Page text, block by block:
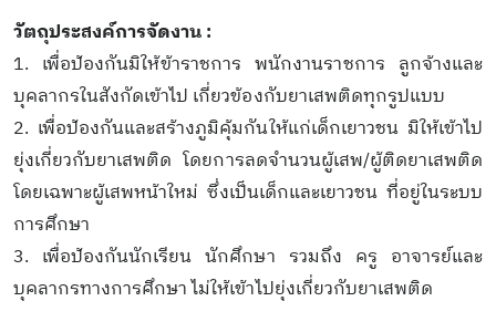
วัตถุประสงค์การจัดงาน :
1. เพื่อป้องกันมิให้ข้าราชการ พนักงานราชการ ลูกจ้างและ
บุคลากรในสังกัดเข้าไป เกี่ยวข้องกับยาเสพติดทุกรูปแบบ
2. เพื่อป้องกันและสร้างภูมิคุ้มกันให้แก่เด็กเยาวชน มิให้เข้าไป
ยุ่งเกี่ยวกับยาเสพติด โดยการลดจำนวนผู้เสพ/ผู้ติดยาเสพติด
โดยเฉพาะผู้เสพหน้าใหม่ ซึ่งเป็นเด็กและเยาวชน ที่อยู่ในระบบ
การศึกษา
3. เพื่อป้องกันนักเรียน นักศึกษา รวมถึง ครู อาจารย์และ
บุคลากรทางการศึกษา ไม่ให้เข้าไปยุ่งเกี่ยวกับยาเสพติด